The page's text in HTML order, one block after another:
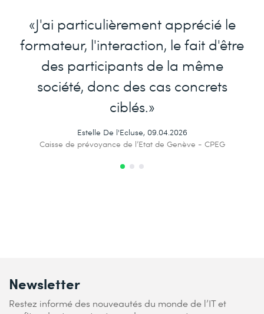
«J'ai particulièrement apprécié le
formateur, l'interaction, le fait d'être
des participants de la même
société, donc des cas concrets
ciblés.»
Estelle De l'Ecluse, 09.04.2026
Caisse de prévoyance de l’Etat de Genève - CPEG
Newsletter
Restez informé des nouveautés du monde de l’IT et